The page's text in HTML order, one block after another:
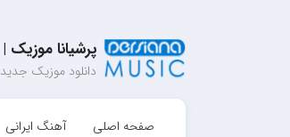
پرشیانا موزیک | Persiana Music
دانلود موزیک جدید
صفحه اصلی آهنگ ایرانی